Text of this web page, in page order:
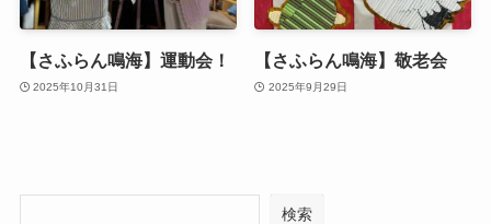
【さふらん鳴海】運動会！
2025年10月31日
【さふらん鳴海】敬老会
2025年9月29日
検索